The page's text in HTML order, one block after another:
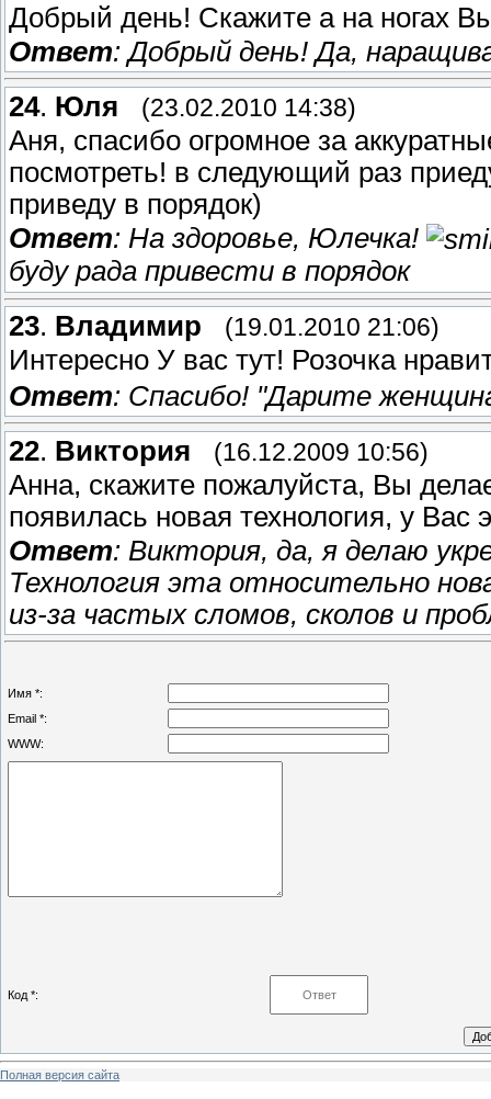
Добрый день! Скажите а на ногах
Ответ: Добрый день! Да,
24. Юля (23.02.2010 14:38)
Аня, спасибо огромное за
посмотреть! в следующий раз
приведу в порядок)
Ответ: На здоровье, Юлечка!
буду рада привести в порядок
23. Владимир (19.01.2010 21:06)
Интересно У вас тут! Розочка
Ответ: Спасибо! "Дарите
22. Виктория (16.12.2009 10:56)
Анна, скажите пожалуйста, Вы
появилась новая технология, у Вас
Ответ: Виктория, да, я делаю
Технология эта относительно
из-за частых сломов, сколов и
Имя *:
Email *:
WWW:
Код *:
Полная версия сайта